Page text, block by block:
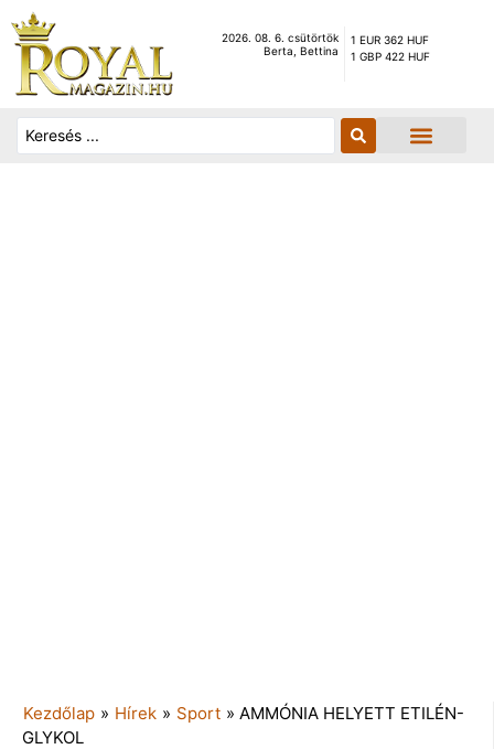
2026. 08. 6. csütörtök
Berta, Bettina
1 EUR 362 HUF
1 GBP 422 HUF
Kezdőlap » Hírek » Sport » AMMÓNIA HELYETT ETILÉN-
GLYKOL